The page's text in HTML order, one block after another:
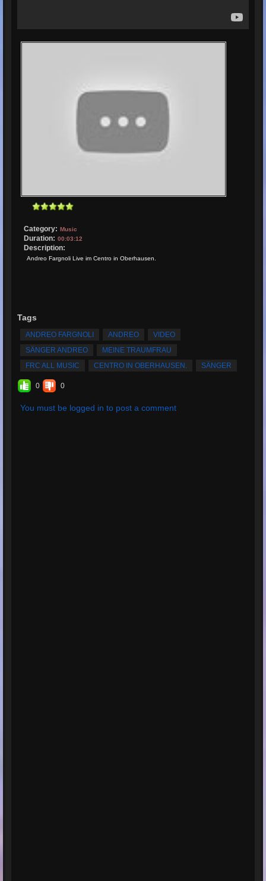
Category: Music
Duration: 00:03:12
Description:
Andreo Fargnoli Live im Centro in Oberhausen.
Tags
ANDREO FARGNOLI ANDREO
VIDEO
SÄNGER ANDREO
MEINE TRAUMFRAU
FRC ALL MUSIC
CENTRO IN OBERHAUSEN. SÄNGER
0 0
You must be logged in to post a comment